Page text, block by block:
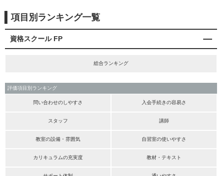
項目別ランキング一覧
資格スクール FP
総合ランキング
評価項目別ランキング
問い合わせのしやすさ 入会手続きの容易さ
スタッフ 講師
教室の設備・雰囲気 自習室の使いやすさ
カリキュラムの充実度 教材・テキスト